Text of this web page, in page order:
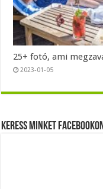
25+ fotó, ami
2023-01-05
Keress minket